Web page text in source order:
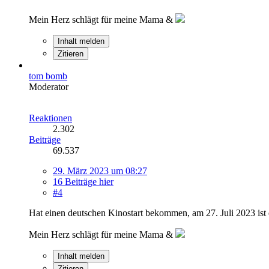
Mein Herz schlägt für meine Mama &
Inhalt melden
Zitieren
tom bomb
Moderator
Reaktionen
2.302
Beiträge
69.537
29. März 2023 um 08:27
16 Beiträge hier
#4
Hat einen deutschen Kinostart bekommen, am 27. Juli 2023 ist
Mein Herz schlägt für meine Mama &
Inhalt melden